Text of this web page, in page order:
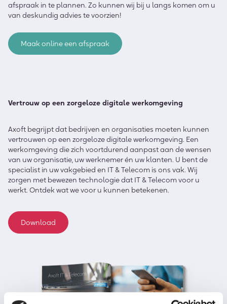
afspraak in te plannen. Zo kunnen wij bij u langs komen om u
van deskundig advies te voorzien!
Maak online een afspraak
Vertrouw op een zorgeloze digitale werkomgeving
Axoft begrijpt dat bedrijven en organisaties moeten kunnen
vertrouwen op een zorgeloze digitale werkomgeving. Een
werkomgeving die zich voortdurend aanpast aan de wensen
van uw organisatie, uw werknemer én uw klanten. U bent de
specialist in uw vakgebied en IT & Telecom is ons vak. Wij
zorgen met bewezen technologie dat IT & Telecom voor u
werkt. Ontdek wat we voor u kunnen betekenen.
Download